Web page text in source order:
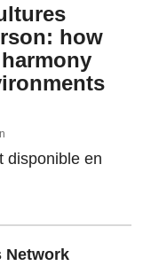
how
disponible en
Network